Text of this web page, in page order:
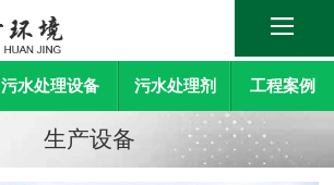
污水处理设备 污水处理剂 工程案例
生产设备